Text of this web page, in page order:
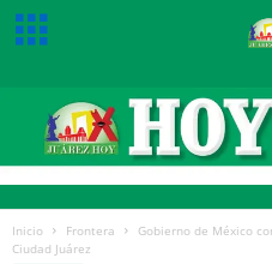
Inicio Frontera
Gobierno de México
Ciudad Juárez